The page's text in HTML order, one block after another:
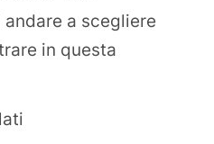
andare a scegliere
in questa